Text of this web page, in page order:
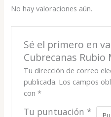
No hay valoraciones aún.
Sé el primero en
Cubrecanas Rubio
Tu dirección de correo
publicada. Los campos
con *
Tu puntuación *